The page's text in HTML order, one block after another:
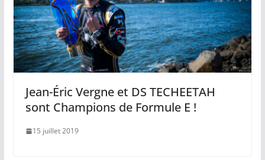
Jean-Éric Vergne et DS TECHEETAH
sont Champions de Formule E !
15 juillet 2019